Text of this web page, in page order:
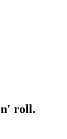
n' roll.